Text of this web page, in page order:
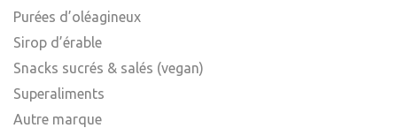
Purées d’oléagineux
Sirop d’érable
Snacks sucrés & salés (vegan)
Superaliments
Autre marque